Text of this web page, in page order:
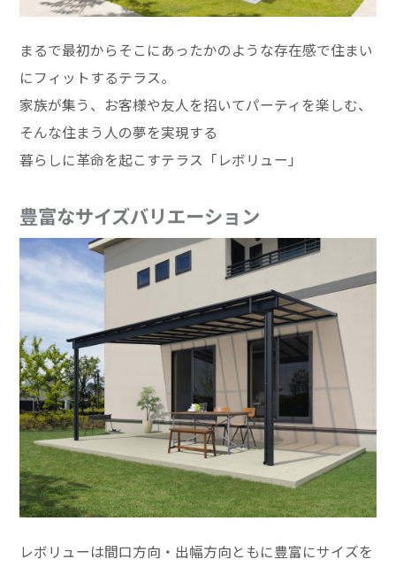
まるで最初からそこにあったかのような存在感で住まい
にフィットするテラス。
家族が集う、お客様や友人を招いてパーティを楽しむ、
そんな住まう人の夢を実現する
暮らしに革命を起こすテラス「レボリュー」
豊富なサイズバリエーション
レボリューは間口方向・出幅方向ともに豊富にサイズを